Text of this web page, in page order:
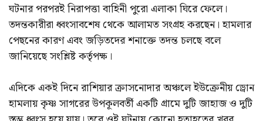
ঘটনার পরপরই নিরাপত্তা বাহিনী পুরো এলাকা ঘিরে ফেলে।
তদন্তকারীরা ধ্বংসাবশেষ থেকে আলামত সংগ্রহ করছেন। হামলার
পেছনের কারণ এবং জড়িতদের শনাক্তে তদন্ত চলছে বলে
জানিয়েছে সংশ্লিষ্ট কর্তৃপক্ষ।
এদিকে একই দিনে রাশিয়ার ক্রাসনোদার অঞ্চলে ইউক্রেনীয় ড্রোন
হামলায় কৃষ্ণ সাগরের উপকূলবর্তী একটি গ্রামে দুটি জাহাজ ও দুটি